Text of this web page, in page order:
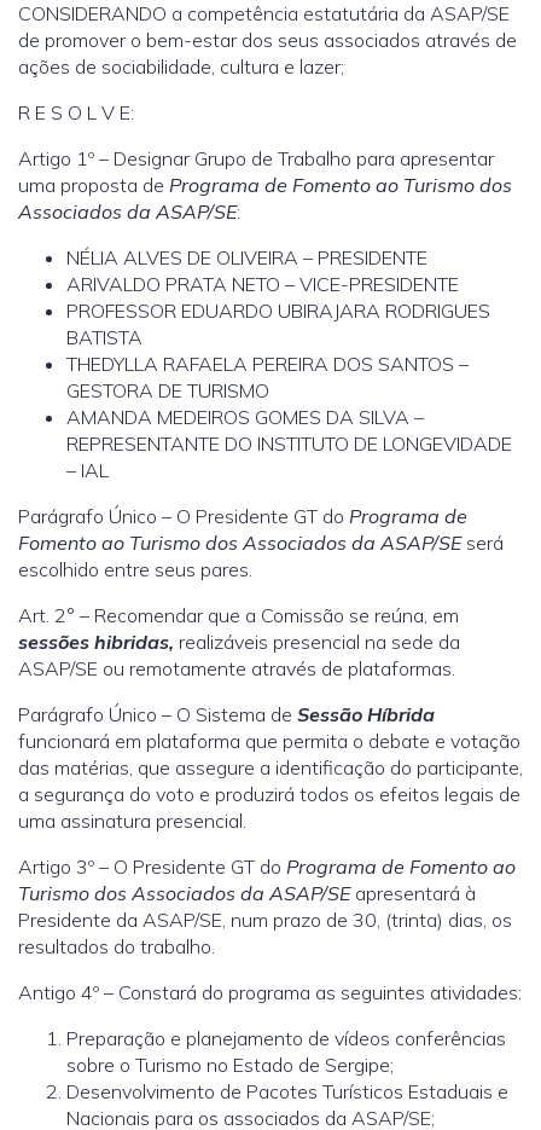
CONSIDERANDO a competência estatutária da ASAP/SE
de promover o bem-estar dos seus associados através de
ações de sociabilidade, cultura e lazer;
R E S O L V E:
Artigo 1º – Designar Grupo de Trabalho para apresentar
uma proposta de Programa de Fomento ao Turismo dos
Associados da ASAP/SE:
NÉLIA ALVES DE OLIVEIRA – PRESIDENTE
ARIVALDO PRATA NETO – VICE-PRESIDENTE
PROFESSOR EDUARDO UBIRAJARA RODRIGUES
BATISTA
THEDYLLA RAFAELA PEREIRA DOS SANTOS –
GESTORA DE TURISMO
AMANDA MEDEIROS GOMES DA SILVA –
REPRESENTANTE DO INSTITUTO DE LONGEVIDADE
– IAL
Parágrafo Único – O Presidente GT do Programa de
Fomento ao Turismo dos Associados da ASAP/SEserá
escolhido entre seus pares.
Art. 2° – Recomendar que a Comissão se reúna, em
sessões hibridas, realizáveis presencial na sede da
ASAP/SE ou remotamente através de plataformas.
Parágrafo Único – O Sistema de Sessão Híbrida
funcionará em plataforma que permita o debate e votação
das matérias, que assegure a identificação do participante,
a segurança do voto e produzirá todos os efeitos legais de
uma assinatura presencial.
Artigo 3º – O Presidente GT do Programa de Fomento ao
Turismo dos Associados da ASAP/SEapresentará à
Presidente da ASAP/SE, num prazo de 30, (trinta) dias, os
resultados do trabalho.
Antigo 4º – Constará do programa as seguintes atividades:
Preparação e planejamento de vídeos conferências
sobre o Turismo no Estado de Sergipe;
Desenvolvimento de Pacotes Turísticos Estaduais e
Nacionais para os associados da ASAP/SE;